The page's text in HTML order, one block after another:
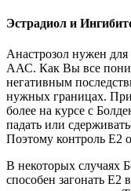
Эстрадиол и
Анастрозол нужен
ААС. Как Вы все
негативным
нужных границах.
более на курсе с
падать или
Поэтому контроль Е2
В некоторых случаях
способен загонать Е2